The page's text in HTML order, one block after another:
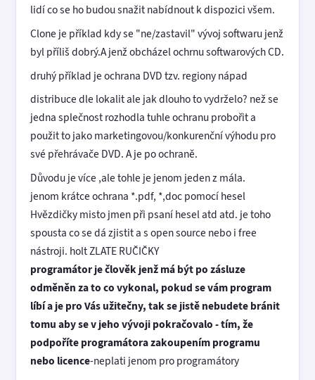
lidí co se ho budou snažit nabídnout k dispozici všem.
Clone je příklad kdy se "ne/zastavil" vývoj softwaru jenž
byl příliš dobrý.A jenž obcházel ochrnu softwarových CD.
druhý příklad je ochrana DVD tzv. regiony nápad
distribuce dle lokalit ale jak dlouho to vydrželo? než se
jedna splečnost rozhodla tuhle ochranu probořit a
použit to jako marketingovou/konkurenční výhodu pro
své přehrávače DVD. A je po ochraně.
Důvodu je více ,ale tohle je jenom jeden z mála.
jenom krátce ochrana *.pdf, *,doc pomocí hesel
Hvězdičky misto jmen při psaní hesel atd atd. je toho
spousta co se dá zjistit a s open source nebo i free
nástroji. holt ZLATE RUČIČKY
programátor je člověk jenž má být po zásluze
odměněn za to co vykonal, pokud se vám program
líbí a je pro Vás užitečny, tak se jistě nebudete bránit
tomu aby se v jeho vývoji pokračovalo - tím, že
podpoříte programátora zakoupením programu
nebo licence-neplati jenom pro programátory